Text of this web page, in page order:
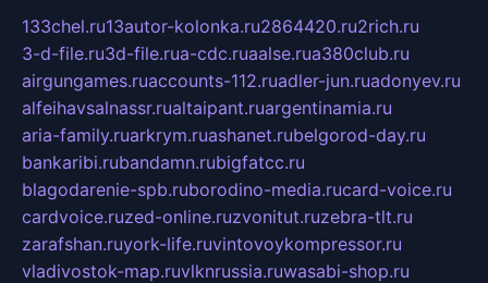
133chel.ru13autor-kolonka.ru2864420.ru2rich.ru
3-d-file.ru3d-file.rua-cdc.ruaalse.rua380club.ru
airgungames.ruaccounts-112.ruadler-jun.ruadonyev.ru
alfeihavsalnassr.rualtaipant.ruargentinamia.ru
aria-family.ruarkrym.ruashanet.rubelgorod-day.ru
bankaribi.rubandamn.rubigfatcc.ru
blagodarenie-spb.ruborodino-media.rucard-voice.ru
cardvoice.ruzed-online.ruzvonitut.ruzebra-tlt.ru
zarafshan.ruyork-life.ruvintovoykompressor.ru
vladivostok-map.ruvlknrussia.ruwasabi-shop.ru